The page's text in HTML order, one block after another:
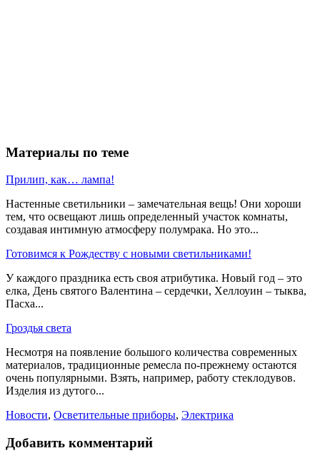
Материалы по теме
Прилип, как… лампа!
Настенные светильники – замечательная вещь! Они хороши
тем, что освещают лишь определенный участок комнаты,
создавая интимную атмосферу полумрака. Но это...
Готовимся к Рождеству с новыми светильниками!
У каждого праздника есть своя атрибутика. Новый год – это
елка, День святого Валентина – сердечки, Хеллоуин – тыква,
Пасха...
Гроздья света
Несмотря на появление большого количества современных
материалов, традиционные ремесла по-прежнему остаются
очень популярными. Взять, например, работу стеклодувов.
Изделия из дутого...
Новости, Осветительные приборы, Электрика
Добавить комментарий